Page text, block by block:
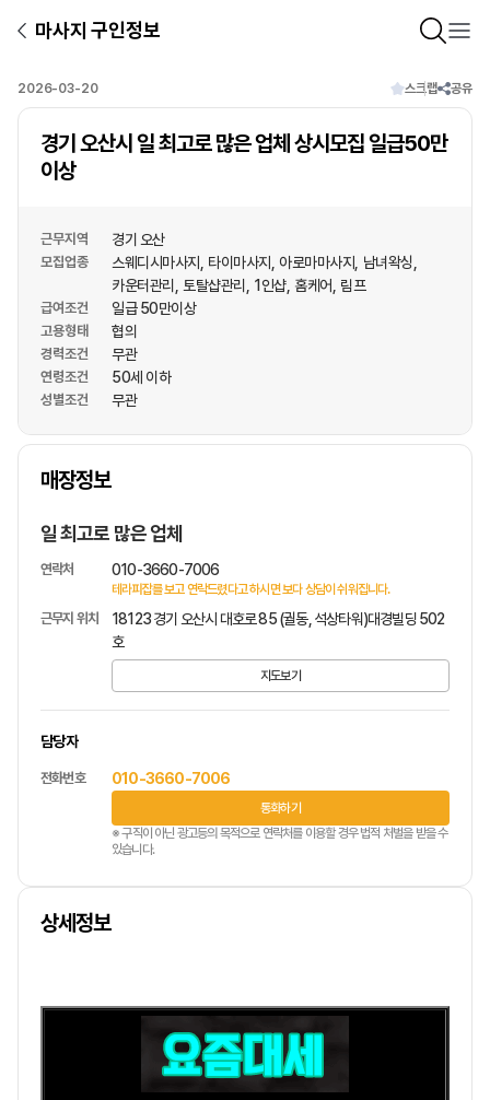
마사지 구인정보
2026-03-20 스크랩 공유
경기 오산시 일 최고로 많은 업체 상시모집 일급50만
이상
근무지역 경기 오산
모집업종 스웨디시마사지 타이마사지 아로마마사지
남녀왁싱
카운터관리
토탈샵관리 1인샵 홈케어 림프
급여조건 일급 50만이상
고용형태 협의
경력조건 무관
연령조건 50세 이하
성별조건 무관
매장정보
상호명
일 최고로 많은 업체
연락처 010-3660-7006
테라피잡를 보고 연락드렸다고 하시면 보다 상담이 쉬워집니다.
근무지 위치
18123 경기 오산시 대호로 85 (궐동, 석상타워)대경빌딩 502
호
지도보기
담당자
전화번호 010-3660-7006
통화하기
※ 구직이 아닌 광고등의 목적으로 연락처를 이용할 경우 법적 처벌을 받을 수
있습니다.
상세정보